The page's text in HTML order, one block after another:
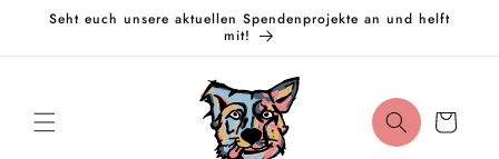
zum
Seht euch unsere aktuellen Spendenprojekte an und helft
mit!
Warenkorb